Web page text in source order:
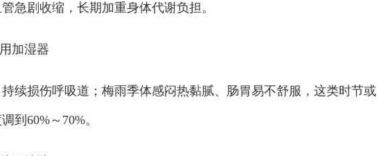
剧收缩，长期加重身体代谢负担。
加湿器
损伤呼吸道；梅雨季体感闷热黏腻、肠胃易不舒服，这类时节或
到60%～70%。